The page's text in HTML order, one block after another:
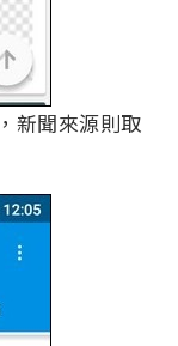
新聞來源則取